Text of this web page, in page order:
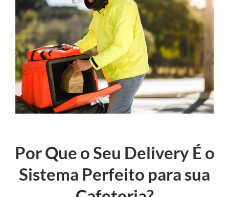
Por Que o Seu Delivery É o
Sistema Perfeito para sua